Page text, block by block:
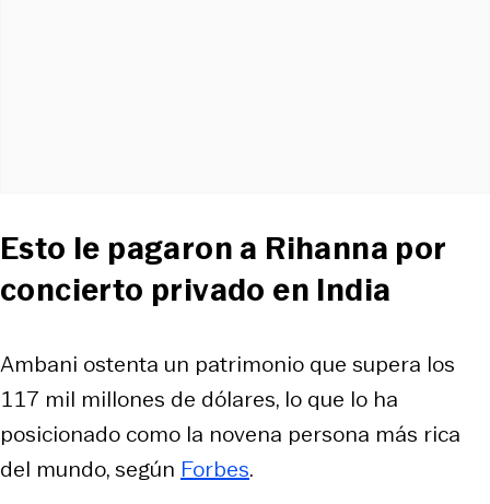
Esto le pagaron a Rihanna por
concierto privado en India
Ambani ostenta un patrimonio que supera los
117 mil millones de dólares, lo que lo ha
posicionado como la novena persona más rica
del mundo, según Forbes.